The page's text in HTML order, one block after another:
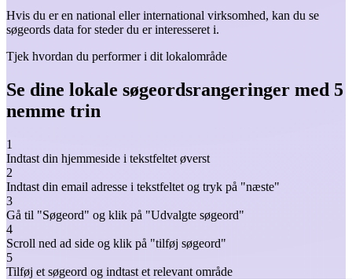
Hvis du er en national eller international virksomhed, kan du se
søgeords data for steder du er interesseret i.
Tjek hvordan du performer i dit lokalområde
Se dine lokale søgeordsrangeringer med 5
nemme trin
1
Indtast din hjemmeside i tekstfeltet øverst
2
Indtast din email adresse i tekstfeltet og tryk på "næste"
3
Gå til "Søgeord" og klik på "Udvalgte søgeord"
4
Scroll ned ad side og klik på "tilføj søgeord"
5
Tilføj et søgeord og indtast et relevant område